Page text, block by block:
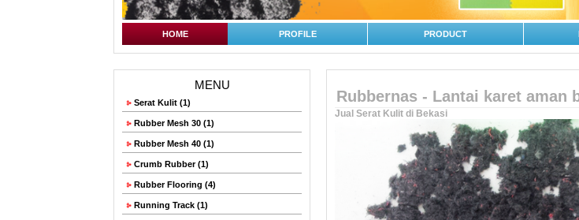
HOME PROFILE PRODUCT
MENU
Serat Kulit (1)
Rubber Mesh 30 (1)
Rubber Mesh 40 (1)
Crumb Rubber (1)
Rubber Flooring (4)
Running Track (1)
Rubbernas - Lantai karet aman
Jual Serat Kulit di Bekasi